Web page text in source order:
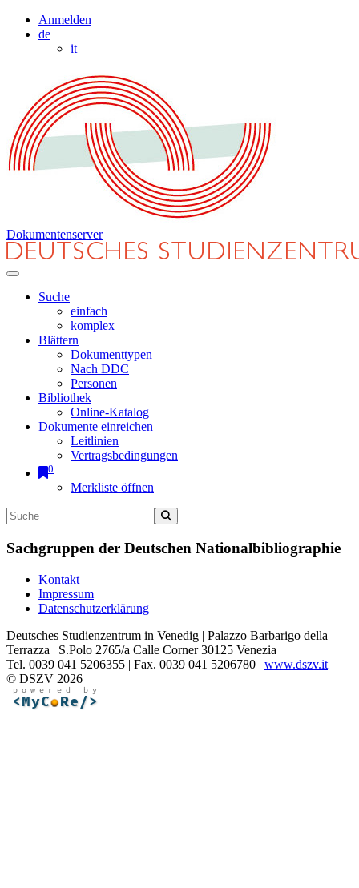
Anmelden
de
it
Dokumentenserver
Suche
einfach
komplex
Blättern
Dokumenttypen
Nach DDC
Personen
Bibliothek
Online-Katalog
Dokumente einreichen
Leitlinien
Vertragsbedingungen
0
Merkliste öffnen
Sachgruppen der Deutschen Nationalbibliographie
Kontakt
Impressum
Datenschutzerklärung
Deutsches Studienzentrum in Venedig | Palazzo Barbarigo della
Terrazza | S.Polo 2765/a Calle Corner 30125 Venezia
Tel. 0039 041 5206355 | Fax. 0039 041 5206780 | www.dszv.it
© DSZV 2026